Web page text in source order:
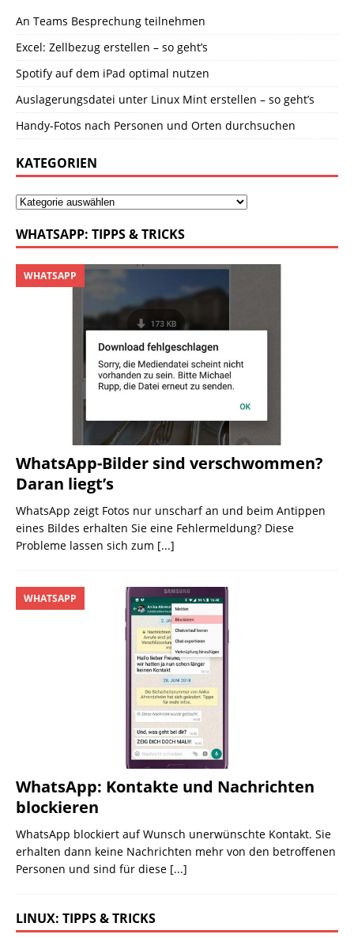
An Teams Besprechung teilnehmen
Excel: Zellbezug erstellen – so geht’s
Spotify auf dem iPad optimal nutzen
Auslagerungsdatei unter Linux Mint erstellen – so geht’s
Handy-Fotos nach Personen und Orten durchsuchen
KATEGORIEN
WHATSAPP: TIPPS & TRICKS
WhatsApp-Bilder sind verschwommen?
Daran liegt’s
WHATSAPP
WhatsApp zeigt Fotos nur unscharf an und beim Antippen
eines Bildes erhalten Sie eine Fehlermeldung? Diese
Probleme lassen sich zum [...]
WhatsApp: Kontakte und Nachrichten
blockieren
WHATSAPP
WhatsApp blockiert auf Wunsch unerwünschte Kontakt. Sie
erhalten dann keine Nachrichten mehr von den betroffenen
Personen und sind für diese [...]
LINUX: TIPPS & TRICKS